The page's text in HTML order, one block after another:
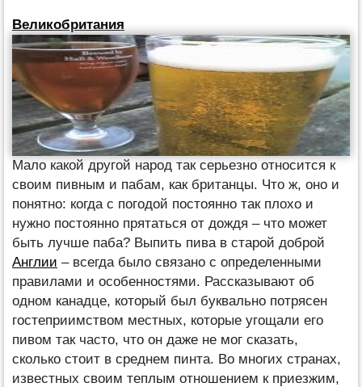
Великобритания
Мало какой другой народ так серьезно относится к
своим пивным и пабам, как британцы. Что ж, оно и
понятно: когда с погодой постоянно так плохо и
нужно постоянно прятаться от дождя – что может
быть лучше паба? Выпить пива в старой доброй
Англии – всегда было связано с определенными
правилами и особенностями. Рассказывают об
одном канадце, который был буквально потрясен
гостеприимством местных, которые угощали его
пивом так часто, что он даже не мог сказать,
сколько стоит в среднем пинта. Во многих странах,
известных своим теплым отношением к приезжим,